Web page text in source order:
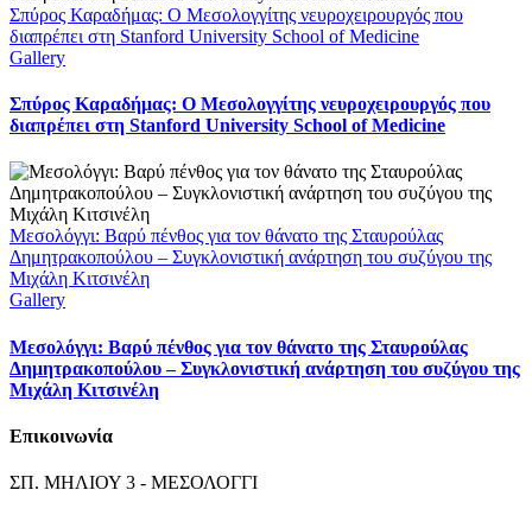
Σπύρος Καραδήμας: Ο Μεσολογγίτης νευροχειρουργός που
διαπρέπει στη Stanford University School of Medicine
Gallery
Σπύρος Καραδήμας: Ο Μεσολογγίτης νευροχειρουργός που
διαπρέπει στη Stanford University School of Medicine
Μεσολόγγι: Βαρύ πένθος για τον θάνατο της Σταυρούλας
Δημητρακοπούλου – Συγκλονιστική ανάρτηση του συζύγου της
Μιχάλη Κιτσινέλη
Gallery
Μεσολόγγι: Βαρύ πένθος για τον θάνατο της Σταυρούλας
Δημητρακοπούλου – Συγκλονιστική ανάρτηση του συζύγου της
Μιχάλη Κιτσινέλη
Επικοινωνία
ΣΠ. ΜΗΛΙΟΥ 3 - ΜΕΣΟΛΟΓΓΙ